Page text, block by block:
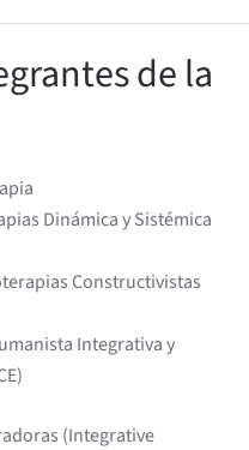
de la
Dinámica y Sistémica
Constructivistas
Integrativa y
(Integrative